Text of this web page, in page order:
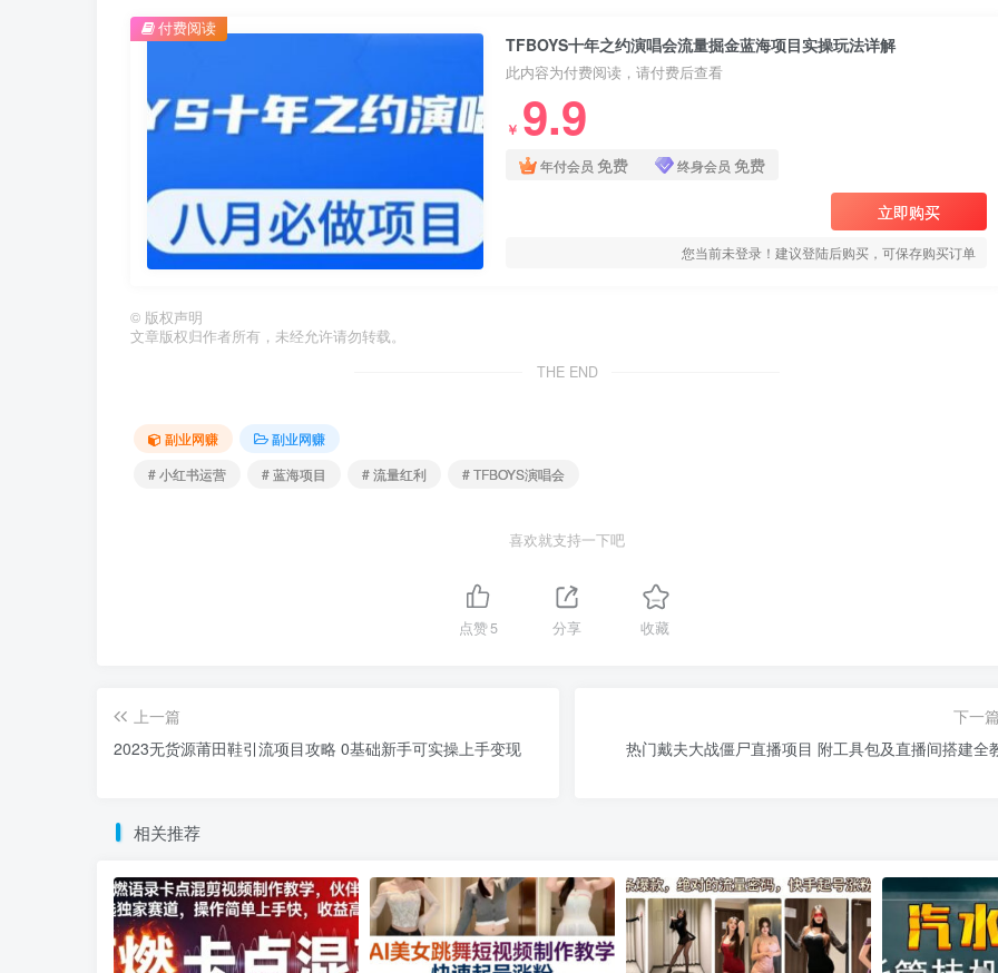
TFBOYS十年之约演唱会流量掘金蓝海项目实操玩法详解
此内容为付费阅读，请付费后查看
￥ 9.9
年付会员 免费 终身会员 免费
立即购买
您当前未登录！建议登陆后购买，可保存购买订单
付费阅读
© 版权声明
文章版权归作者所有，未经允许请勿转载。
THE END
副业网赚
副业网赚
# 小红书运营
# 蓝海项目 # 流量红利 # TFBOYS演唱会
喜欢就支持一下吧
点赞5 分享 收藏
上一篇
2023无货源莆田鞋引流项目攻略 0基础新手可实操上手变现
下一
热门戴夫大战僵尸直播项目 附工具包及直播间搭建全
相关推荐